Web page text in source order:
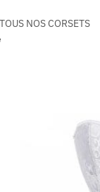
TOUS NOS CORSETS